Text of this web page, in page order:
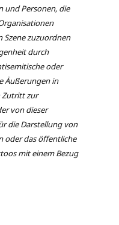
und Personen, die
Szene zuzuordnen
durch
oder
Äußerungen in
Zutritt zur
von dieser
die Darstellung von
oder das öffentliche
mit einem Bezug